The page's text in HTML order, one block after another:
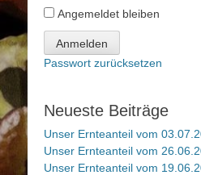
Angemeldet bleiben
Anmelden
Passwort zurücksetzen
Neueste Beiträge
Unser Ernteanteil vom
Unser Ernteanteil vom
Unser Ernteanteil vom